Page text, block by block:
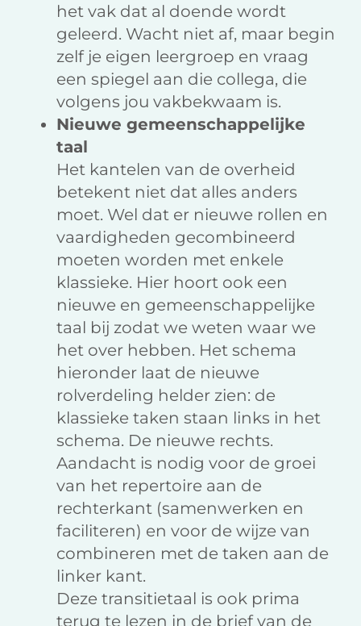
het vak dat al doende wordt
geleerd. Wacht niet af, maar begin
zelf je eigen leergroep en vraag
een spiegel aan die collega, die
volgens jou vakbekwaam is.
Nieuwe gemeenschappelijke
taal
Het kantelen van de overheid
betekent niet dat alles anders
moet. Wel dat er nieuwe rollen en
vaardigheden gecombineerd
moeten worden met enkele
klassieke. Hier hoort ook een
nieuwe en gemeenschappelijke
taal bij zodat we weten waar we
het over hebben. Het schema
hieronder laat de nieuwe
rolverdeling helder zien: de
klassieke taken staan links in het
schema. De nieuwe rechts.
Aandacht is nodig voor de groei
van het repertoire aan de
rechterkant (samenwerken en
faciliteren) en voor de wijze van
combineren met de taken aan de
linker kant.
Deze transitietaal is ook prima
terug te lezen in de brief van de